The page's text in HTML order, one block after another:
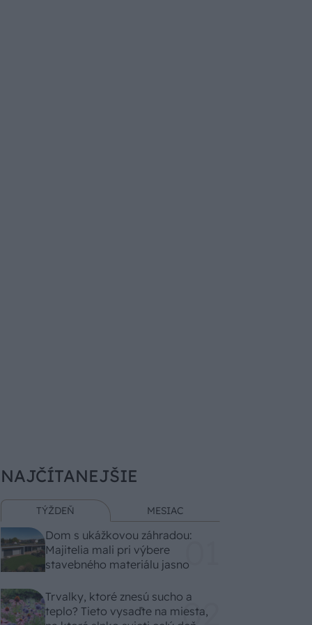
NAJČÍTANEJŠIE
TÝŽDEŇ MESIAC
Dom s ukážkovou záhradou:
Majitelia mali pri výbere
stavebného materiálu jasno
Trvalky, ktoré znesú sucho a
teplo? Tieto vysaďte na miesta,